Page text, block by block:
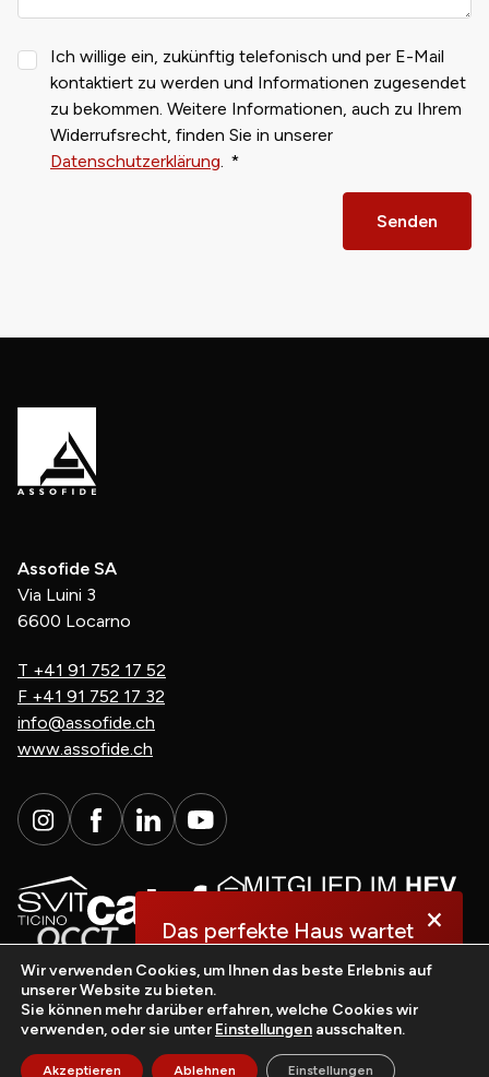
×
Das perfekte Haus wartet
Entdecken Sie es jetzt!
Ich willige ein, zukünftig telefonisch und per E-Mail
kontaktiert zu werden und Informationen zugesendet
zu bekommen. Weitere Informationen, auch zu Ihrem
Widerrufsrecht, finden Sie in unserer
Datenschutzerklärung.
Senden
Assofide SA
Via Luini 3
6600 Locarno
T +41 91 752 17 52
F +41 91 752 17 32
info@assofide.ch
www.assofide.ch
casasoft.ch© All rights reserved.
Wir verwenden Cookies, um Ihnen das beste Erlebnis auf
unserer Website zu bieten.
Sie können mehr darüber erfahren, welche Cookies wir
verwenden, oder sie unter Einstellungen ausschalten.
Akzeptieren Ablehnen Einstellungen